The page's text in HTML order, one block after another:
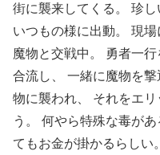
街に襲来してくる。 珍
いつもの様に出動。 現
魔物と交戦中。 勇者一
合流し、 一緒に魔物を
物に襲われ、 それをエ
う。 何やら特殊な毒が
てもお金が掛かるらしい